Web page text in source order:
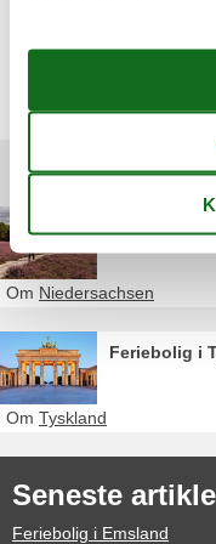
Vælg mellem 231
Andre artikler
Feriebolig i
Om Niedersachsen
Feriebolig i
Om Tyskland
Seneste
Feriebolig i Emsland